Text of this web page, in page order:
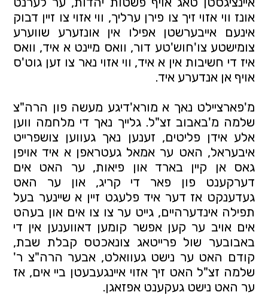
אונז ווי אזוי זיך צו פירן ערליך, ווי אזוי צו זיין דבוק
אינעם אייבערשטן אפילו אין אונזערע שווערע
צומישטע צו'חוש'טע דור, וואס מיינט א איד, וואס
איז די חשיבות אין א איד, ווי אזוי נאר צו זען גוט'ס
אויף אן אנדערע איד.
מ'פארציילט נאך א מורא'דיגע מעשה פון הרה"צ
שלמה מ'באבוב זצ"ל. גלייך נאך די מלחמה ווען
אלע אידן פליטים, זענען נאך געווען צושפרייט
איבעראל, האט ער אמאל געטראפן א איד אויפן
גאס אן קיין בארד און פיאות, ער האט אים
דערקענט פון פאר די קריג, און ער האט
געדענקט אז דער איד פלעגט זיין א שיינער בעל
תפילה אינדערהיים, גייט ער צו צו אים און בעהט
אים אויב ער קען אפשר קומען דאווענען אין די
באבובער שול פרייטאג צונאכטס קבלת שבת,
קודם האט ער נישט געוואלט, אבער הרה"צ ר'
שלמה זצ"ל האט זיך אזוי איינגעבעטן ביי אים, אז
ער האט נישט געקענט אפזאגן.